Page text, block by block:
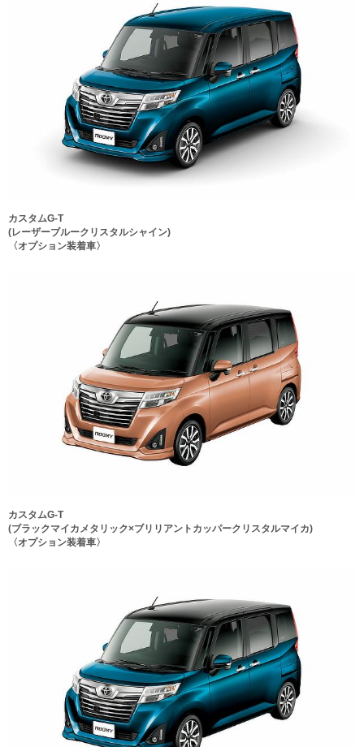
カスタムG-T
(レーザーブルークリスタルシャイン)
〈オプション装着車〉
カスタムG-T
(ブラックマイカメタリック×ブリリアントカッパークリスタルマイカ)
〈オプション装着車〉